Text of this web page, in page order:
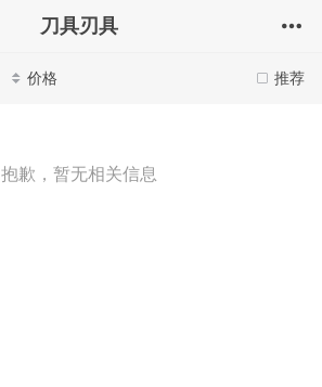
刀具刃具
推荐
价格
抱歉，暂无相关信息